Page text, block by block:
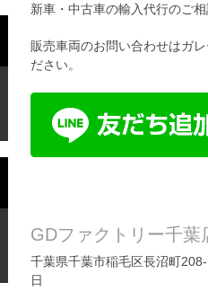
新車・中古車の輸入代行のご
販売車両のお問い合わせはガ
ださい。
GDファクトリー千葉
千葉県千葉市稲毛区長沼町
日